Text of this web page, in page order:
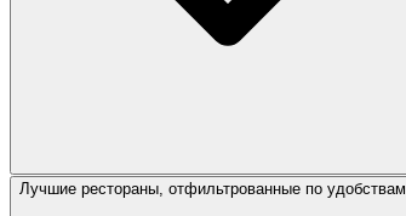
Лучшие рестораны, отфильтрованные по удобствам